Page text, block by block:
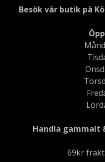
Besök vår butik på
Handla gammalt
69kr